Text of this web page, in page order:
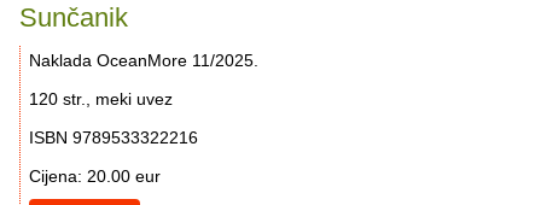
Sunčanik
Naklada OceanMore 11/2025.
120 str., meki uvez
ISBN 9789533322216
Cijena: 20.00 eur